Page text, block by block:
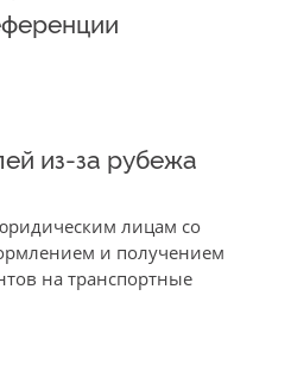
из-за рубежа
лицам со
и получением
на транспортные